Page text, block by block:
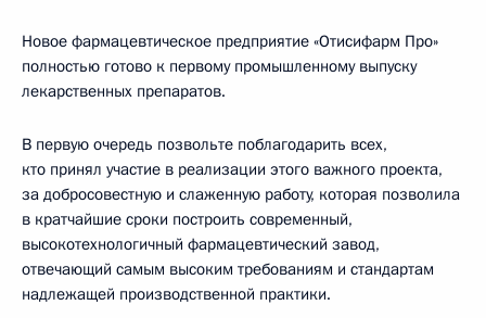
Новое фармацевтическое предприятие «Отисифарм Про»
полностью готово к первому промышленному выпуску
лекарственных препаратов.
В первую очередь позвольте поблагодарить всех,
кто принял участие в реализации этого важного проекта,
за добросовестную и слаженную работу, которая позволила
в кратчайшие сроки построить современный,
высокотехнологичный фармацевтический завод,
отвечающий самым высоким требованиям и стандартам
надлежащей производственной практики.